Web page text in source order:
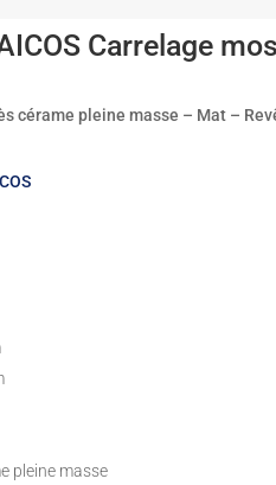
Carrelage
cérame pleine masse – Mat –
pleine masse